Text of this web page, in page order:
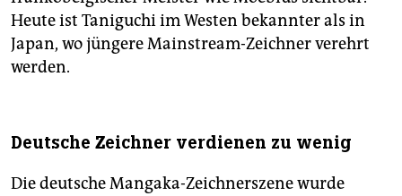
Heute ist Taniguchi im Westen bekannter als in
Japan, wo jüngere Mainstream-Zeichner verehrt
werden.
Deutsche Zeichner verdienen zu wenig
Die deutsche Mangaka-Zeichnerszene wurde